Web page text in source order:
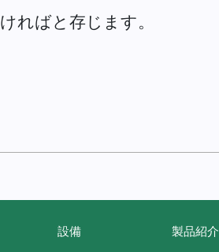
ればと存じます。
設備 製品紹介